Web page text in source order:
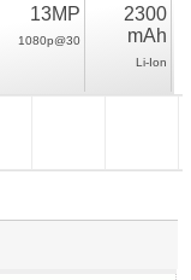
13MP
1080p@30
2300
mAh
Li-Ion